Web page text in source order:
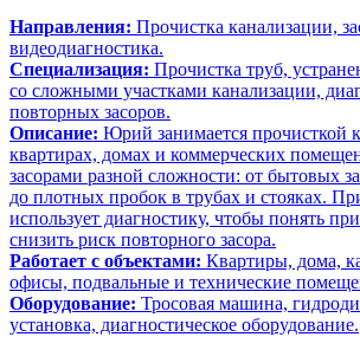
Направления: Прочистка канализации,
видеодиагностика.
Специализация: Прочистка труб,
со сложными участками канализации,
повторных засоров.
Описание: Юрий занимается прочисткой
квартирах, домах и коммерческих
засорами разной сложности: от бытовых
до плотных пробок в трубах и стояках.
использует диагностику, чтобы понять
снизить риск повторного засора.
Работает с объектами: Квартиры, дома,
офисы, подвальные и технические
Оборудование: Тросовая машина,
установка, диагностическое оборудование.